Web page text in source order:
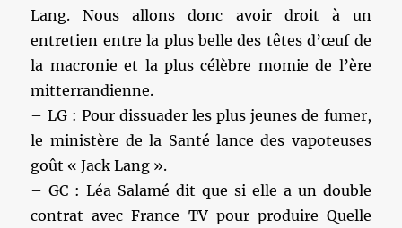
Lang. Nous allons donc avoir droit à un
entretien entre la plus belle des têtes d’œuf de
la macronie et la plus célèbre momie de l’ère
mitterrandienne.
– LG : Pour dissuader les plus jeunes de fumer,
le ministère de la Santé lance des vapoteuses
goût « Jack Lang ».
– GC : Léa Salamé dit que si elle a un double
contrat avec France TV pour produire Quelle